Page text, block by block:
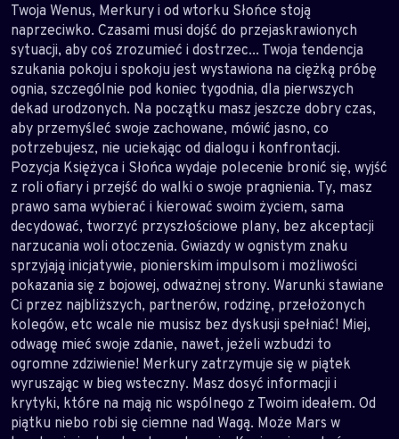
Twoja Wenus, Merkury i od wtorku Słońce stoją
naprzeciwko. Czasami musi dojść do przejaskrawionych
sytuacji, aby coś zrozumieć i dostrzec... Twoja tendencja
szukania pokoju i spokoju jest wystawiona na ciężką próbę
ognia, szczególnie pod koniec tygodnia, dla pierwszych
dekad urodzonych. Na początku masz jeszcze dobry czas,
aby przemyśleć swoje zachowane, mówić jasno, co
potrzebujesz, nie uciekając od dialogu i konfrontacji.
Pozycja Księżyca i Słońca wydaje polecenie bronić się, wyjść
z roli ofiary i przejść do walki o swoje pragnienia. Ty, masz
prawo sama wybierać i kierować swoim życiem, sama
decydować, tworzyć przyszłościowe plany, bez akceptacji
narzucania woli otoczenia. Gwiazdy w ognistym znaku
sprzyjają inicjatywie, pionierskim impulsom i możliwości
pokazania się z bojowej, odważnej strony. Warunki stawiane
Ci przez najbliższych, partnerów, rodzinę, przełożonych
kolegów, etc wcale nie musisz bez dyskusji spełniać! Miej,
odwagę mieć swoje zdanie, nawet, jeżeli wzbudzi to
ogromne zdziwienie! Merkury zatrzymuje się w piątek
wyruszając w bieg wsteczny. Masz dosyć informacji i
krytyki, które na mają nic wspólnego z Twoim ideałem. Od
piątku niebo robi się ciemne nad Wagą. Może Mars w